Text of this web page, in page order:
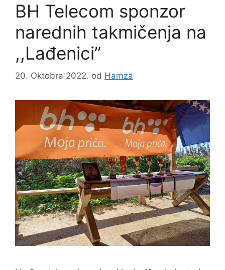
BH Telecom sponzor
narednih takmičenja na
,,Lađenici”
20. Oktobra 2022. od Hamza